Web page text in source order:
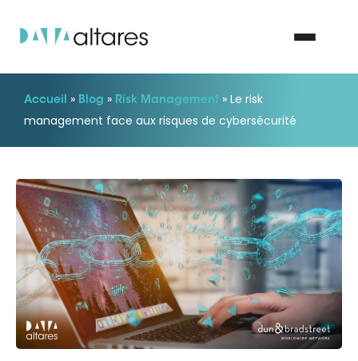
Nous contacter
Vos enjeux
Nos solutions
Nos data
Notre groupe
Accueil » Blog » Risk Management » Le risk
management face aux risques de cybersécurité